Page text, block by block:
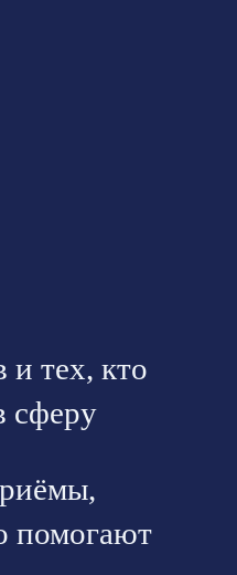
и тех, кто
сферу
помогают